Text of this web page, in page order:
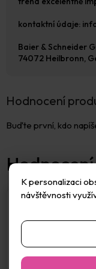
K personalizaci
návštěvnosti
Hodnocení
Buďte první, kdo
kontaktní údaje:
Baier & Schneider
74072 Heilbronn,